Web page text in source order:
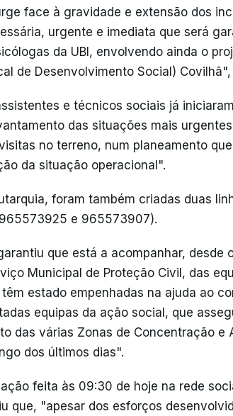
face à gravidade e extensão dos
urgente e imediata que será
da UBI, envolvendo ainda o
de Desenvolvimento Social)
e técnicos sociais já
das situações mais
no terreno, num planeamento
da situação operacional".
foram também criadas duas
e 965573907).
que está a acompanhar, desde
Municipal de Proteção Civil, das
estado empenhadas na ajuda ao
equipas da ação social, que
das várias Zonas de Concentração e
dos últimos dias".
feita às 09:30 de hoje na rede
que, "apesar dos esforços